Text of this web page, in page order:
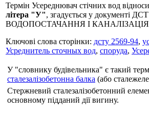
Термін Усереднювач стічних вод
літера "У", згадується у документі
ВОДОПОСТАЧАННЯ І
Ключові слова сторінки: дсту 2569-94,
Усреднитель сточных вод, споруда,
У "словнику будівельника" є такий
сталезалізобетонна балка (або
Стержневий сталезалізобетонний
основному підданий дії вигину.